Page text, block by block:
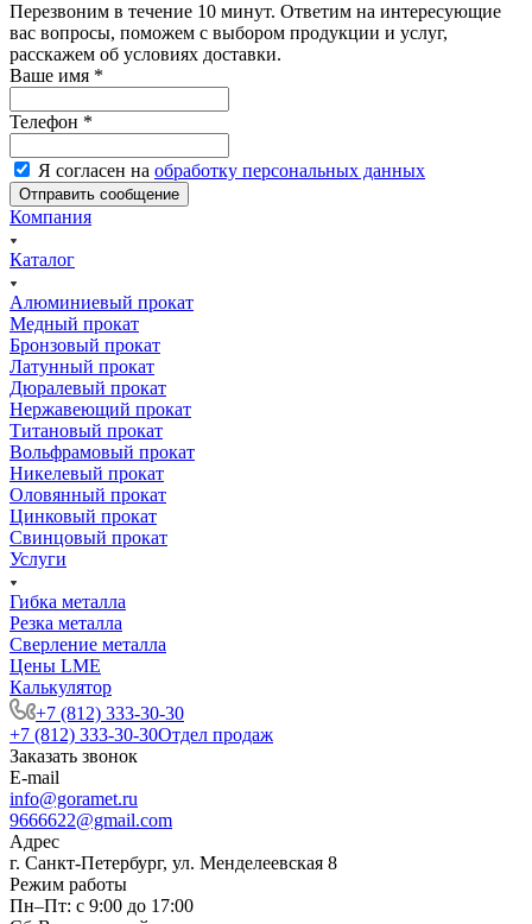
Перезвоним в течение 10 минут. Ответим на интересующие
вас вопросы, поможем с выбором продукции и услуг,
расскажем об условиях доставки.
Ваше имя *
Телефон *
Я согласен на обработку персональных данных
Компания
Каталог
Алюминиевый прокат
Медный прокат
Бронзовый прокат
Латунный прокат
Дюралевый прокат
Нержавеющий прокат
Титановый прокат
Вольфрамовый прокат
Никелевый прокат
Оловянный прокат
Цинковый прокат
Свинцовый прокат
Услуги
Гибка металла
Резка металла
Сверление металла
Цены LME
Калькулятор
+7 (812) 333-30-30
+7 (812) 333-30-30Отдел продаж
Заказать звонок
E-mail
info@goramet.ru
9666622@gmail.com
Адрес
г. Санкт-Петербург, ул. Менделеевская 8
Режим работы
Пн–Пт: с 9:00 до 17:00